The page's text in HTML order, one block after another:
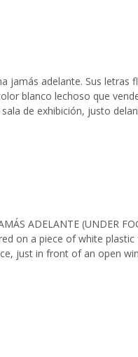
jamás adelante. Sus letras
blanco lechoso que
de exhibición, justo
ADELANTE (UNDER
on a piece of white
just in front of an open